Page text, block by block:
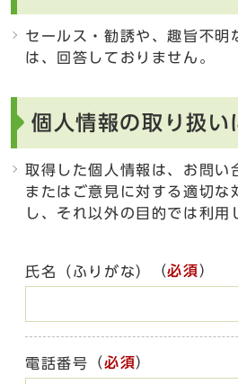
セールス・勧誘や、趣旨不明
は、回答しておりません。
個人情報の取り扱い
取得した個人情報は、お問い
またはご意見に対する適切な
し、それ以外の目的では利用
氏名（ふりがな） （必須）
電話番号 （必須）